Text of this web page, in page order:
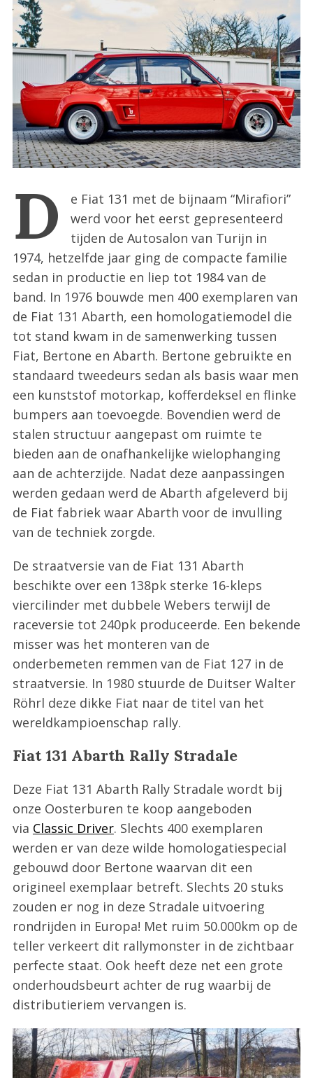
D
e Fiat 131 met de bijnaam “Mirafiori”
werd voor het eerst gepresenteerd
tijden de Autosalon van Turijn in
1974, hetzelfde jaar ging de compacte familie
sedan in productie en liep tot 1984 van de
band. In 1976 bouwde men 400 exemplaren van
de Fiat 131 Abarth, een homologatiemodel die
tot stand kwam in de samenwerking tussen
Fiat, Bertone en Abarth. Bertone gebruikte en
standaard tweedeurs sedan als basis waar men
een kunststof motorkap, kofferdeksel en flinke
bumpers aan toevoegde. Bovendien werd de
stalen structuur aangepast om ruimte te
bieden aan de onafhankelijke wielophanging
aan de achterzijde. Nadat deze aanpassingen
werden gedaan werd de Abarth afgeleverd bij
de Fiat fabriek waar Abarth voor de invulling
van de techniek zorgde.
De straatversie van de Fiat 131 Abarth
beschikte over een 138pk sterke 16-kleps
viercilinder met dubbele Webers terwijl de
raceversie tot 240pk produceerde. Een bekende
misser was het monteren van de
onderbemeten remmen van de Fiat 127 in de
straatversie. In 1980 stuurde de Duitser Walter
Röhrl deze dikke Fiat naar de titel van het
wereldkampioenschap rally.
Fiat 131 Abarth Rally Stradale
Deze Fiat 131 Abarth Rally Stradale wordt bij
onze Oosterburen te koop aangeboden
via Classic Driver. Slechts 400 exemplaren
werden er van deze wilde homologatiespecial
gebouwd door Bertone waarvan dit een
origineel exemplaar betreft. Slechts 20 stuks
zouden er nog in deze Stradale uitvoering
rondrijden in Europa! Met ruim 50.000km op de
teller verkeert dit rallymonster in de zichtbaar
perfecte staat. Ook heeft deze net een grote
onderhoudsbeurt achter de rug waarbij de
distributieriem vervangen is.